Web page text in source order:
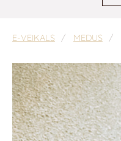
E-VEIKALS MEDUS